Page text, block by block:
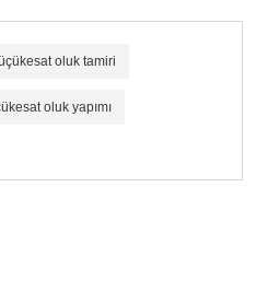
oluk tamiri
oluk yapımı